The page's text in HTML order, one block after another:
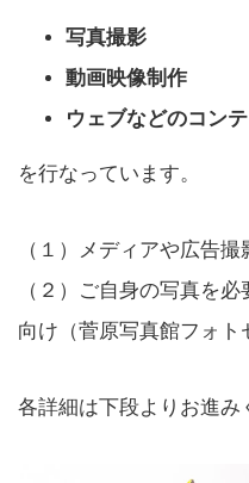
写真撮影
動画映像制作
ウェブなどのコン
を行なっています。
（１）メディアや広告撮
（２）ご自身の写真を
向け（菅原写真館フォト
各詳細は下段よりお進み